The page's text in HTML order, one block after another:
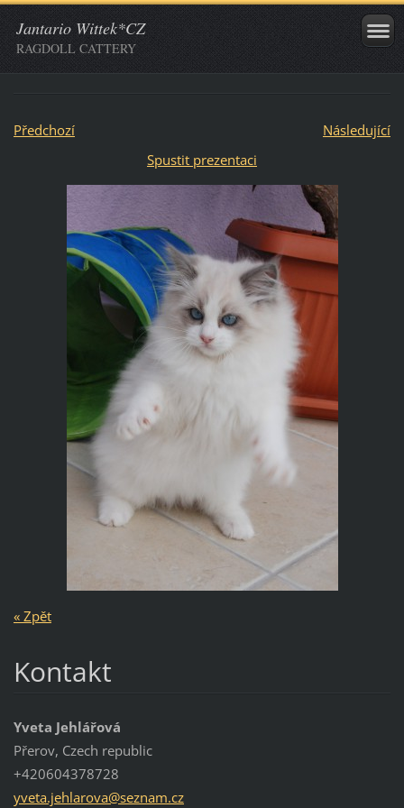
Jantario Wittek*CZ
RAGDOLL CATTERY
Předchozí
Následující
Spustit prezentaci
« Zpět
Kontakt
Yveta Jehlářová
Přerov, Czech republic
+420604378728
yveta.jehlarova@seznam.cz